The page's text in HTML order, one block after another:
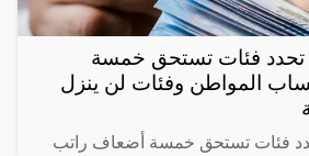
تحدد فئات تستحق خمسة
المواطن وفئات لن ينزل
تحدد فئات تستحق خمسة أضعاف راتب